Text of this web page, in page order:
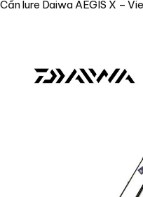
Cần lure Daiwa AEGIS X –